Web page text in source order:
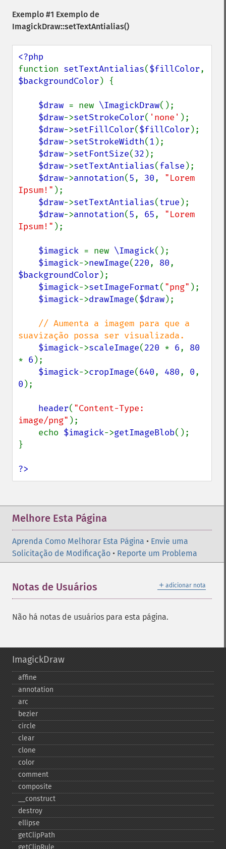
Exemplo #1 Exemplo de
ImagickDraw::setTextAntialias()
function setTextAntialias($fillColor
$backgroundColor ) {
$draw = new \ImagickDraw();
$draw->setStrokeColor( 'none' );
$draw->setFillColor($fillColor );
$draw->setStrokeWidth(1 );
$draw->setFontSize(32 );
$draw->setTextAntialias(false );
$draw->annotation(5, 30, "Lorem
Ipsum!" );
$draw->setTextAntialias(true );
$draw->annotation(5, 65, "Lorem
Ipsum!" );
$imagick = new \Imagick();
$imagick->newImage(220, 80
$backgroundColor );
$imagick->setImageFormat( "png" );
$imagick->drawImage($draw);
// Aumenta a imagem para que a
suavização possa ser visualizada.
$imagick->scaleImage(220 * 6,
* 6 );
$imagick->cropImage(640, 480, 0
0 );
header( "Content-Type:
image/png" );
    echo
$imagick->getImageBlob();
}
?>
Melhore Esta Página
Aprenda Como Melhorar Esta Página • Envie uma
Solicitação de Modificação • Reporte um Problema
＋ adicionar nota
Notas de Usuários
Não há notas de usuários para esta página.
ImagickDraw
affine
annotation
arc
bezier
circle
clear
clone
color
comment
composite
_​_​construct
destroy
ellipse
getClipPath
getClipRule